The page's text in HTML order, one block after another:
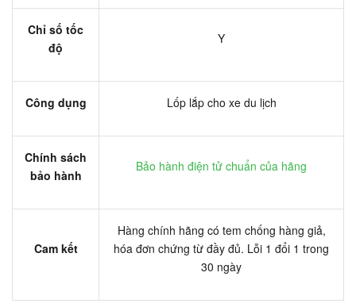
Chỉ số tốc
độ
Y
Công dụng Lốp lắp cho xe du lịch
Chính sách
bảo hành
Bảo hành điện tử chuẩn của hãng
Cam kết
Hàng chính hãng có tem chống hàng giả,
hóa đơn chứng từ đầy đủ. Lỗi 1 đổi 1 trong
30 ngày